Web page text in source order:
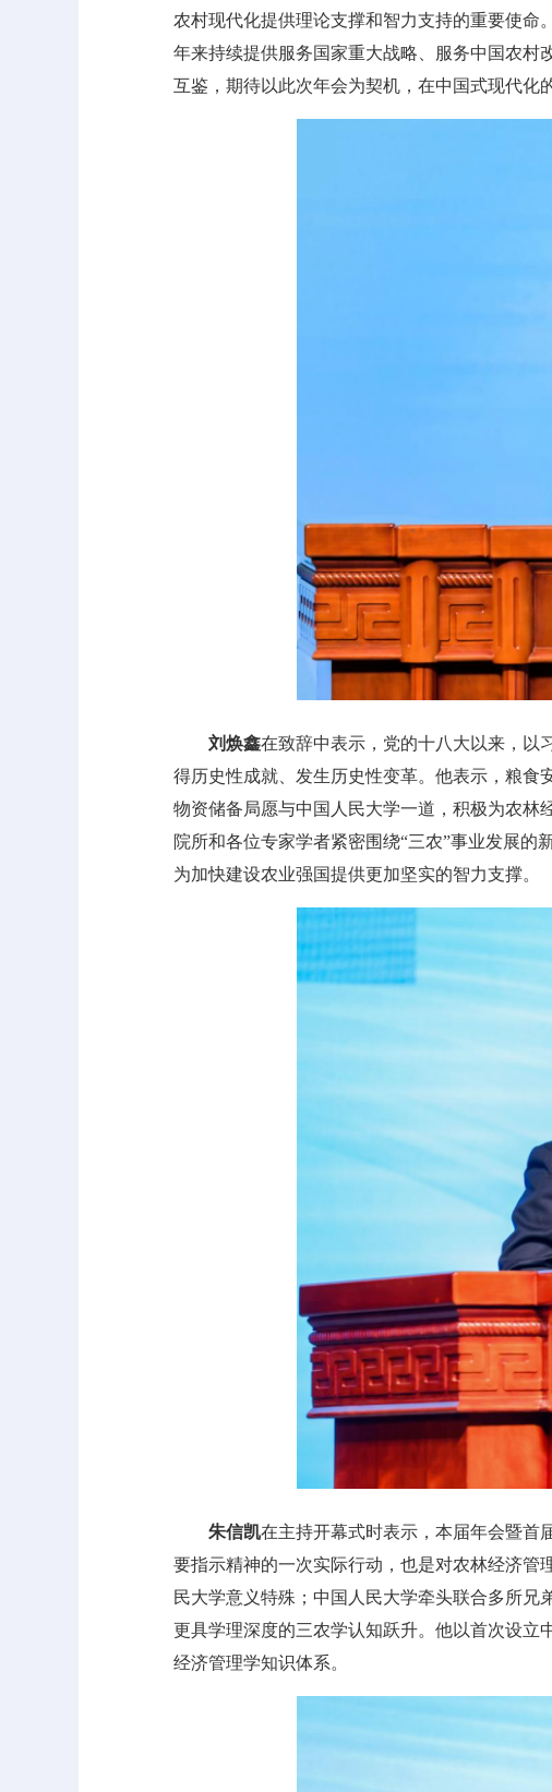
农村现代化提供理论支撑和智力支持的重要使命
年来持续提供服务国家重大战略、服务中国农村
互鉴，期待以此次年会为契机，在中国式现代化
刘焕鑫在致辞中表示，党的十八大以来，以
得历史性成就、发生历史性变革。他表示，粮食
物资储备局愿与中国人民大学一道，积极为农林
院所和各位专家学者紧密围绕“三农”事业发展的
为加快建设农业强国提供更加坚实的智力支撑。
朱信凯在主持开幕式时表示，本届年会暨首
要指示精神的一次实际行动，也是对农林经济管
民大学意义特殊；中国人民大学牵头联合多所兄
更具学理深度的三农学认知跃升。他以首次设立
经济管理学知识体系。